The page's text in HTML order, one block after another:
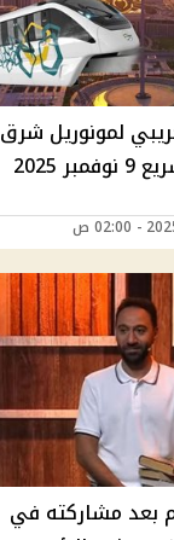
لمونوريل شرق
2025
بعد مشاركته في